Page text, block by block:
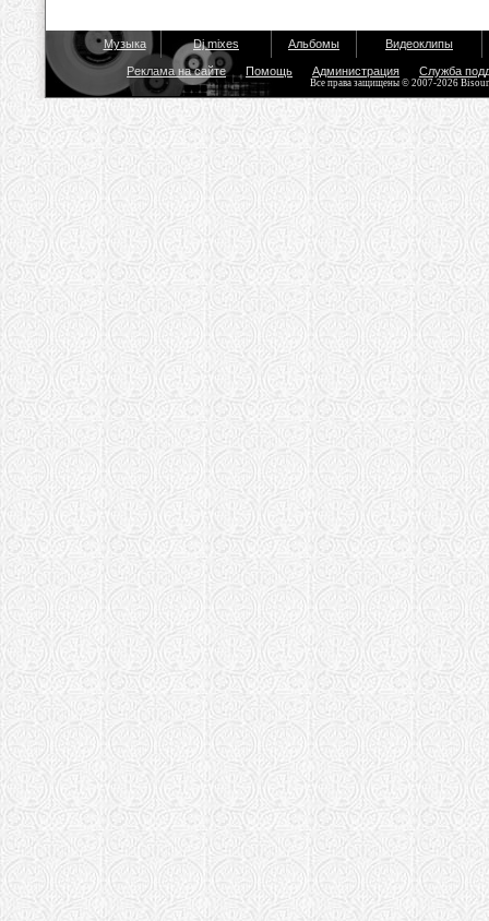
Музыка Dj mixes Альбомы Видеоклипы
Реклама на сайте Помощь Администрация Служба
Все права защищены © 2007-2026